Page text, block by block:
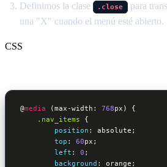
Definimos la clase .close para
una "X" cuando el menú esté abierto.
CSS
@media (max-width: 768px) {
.nav_items
{
position : absolute ;
top : 60px ;
left : 0 ;
background : orange ;